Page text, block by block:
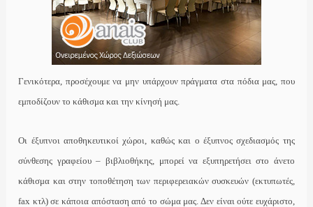
Γενικότερα, προσέχουμε να μην υπάρχουν πράγματα στα πόδια μας, που
εμποδίζουν το κάθισμα και την κίνησή μας.
Οι έξυπνοι αποθηκευτικοί χώροι, καθώς και ο έξυπνος σχεδιασμός της
σύνθεσης γραφείου – βιβλιοθήκης, μπορεί να εξυπηρετήσει στο άνετο
κάθισμα και στην τοποθέτηση των περιφερειακών συσκευών (εκτυπωτές,
fax κτλ) σε κάποια απόσταση από το σώμα μας. Δεν είναι ούτε ευχάριστο,